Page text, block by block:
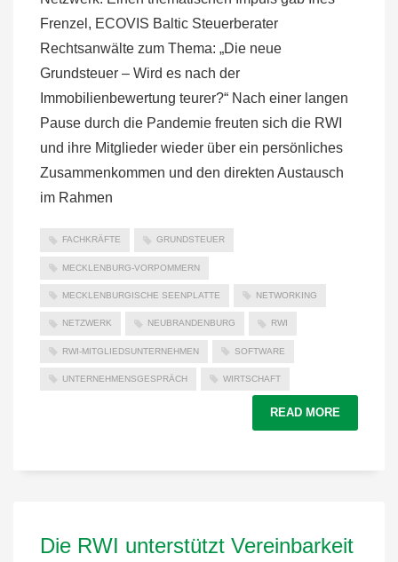
Frenzel, ECOVIS Baltic Steuerberater
Rechtsanwälte zum Thema: „Die neue
Grundsteuer – Wird es nach der
Immobilienbewertung teurer?“ Nach einer langen
Pause durch die Pandemie freuten sich die RWI
und ihre Mitglieder wieder über ein persönliches
Zusammenkommen und den direkten Austausch
im Rahmen
FACHKRÄFTE GRUNDSTEUER
MECKLENBURG-VORPOMMERN
MECKLENBURGISCHE SEENPLATTE NETWORKING
NETZWERK NEUBRANDENBURG RWI
RWI-MITGLIEDSUNTERNEHMEN SOFTWARE
UNTERNEHMENSGESPRÄCH WIRTSCHAFT
READ MORE
Die RWI unterstützt Vereinbarkeit